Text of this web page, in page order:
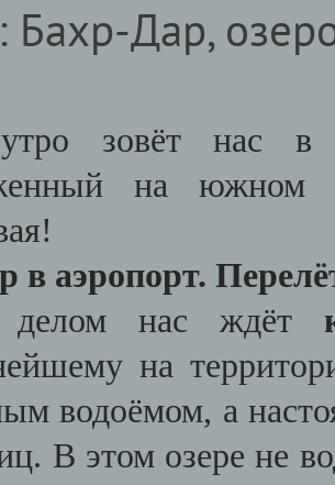
Бахр-Дар,
зовёт нас
на южном
в аэропорт.
делом нас ждёт
на
водоёмом, а
В этом озере не